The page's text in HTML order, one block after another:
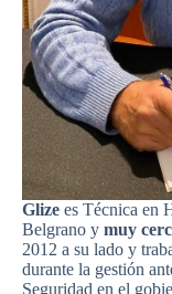
Glize es Técnica en
Belgrano y muy
2012 a su lado y
durante la gestión
Seguridad en el